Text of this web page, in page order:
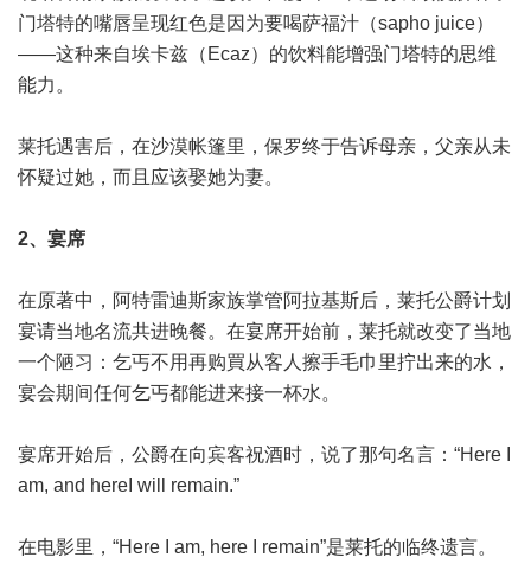
门塔特的嘴唇呈现红色是因为要喝萨福汁（sapho juice）
——这种来自埃卡兹（Ecaz）的饮料能增强门塔特的思维
能力。
莱托遇害后，在沙漠帐篷里，保罗终于告诉母亲，父亲从未
怀疑过她，而且应该娶她为妻。
2、宴席
在原著中，阿特雷迪斯家族掌管阿拉基斯后，莱托公爵计划
宴请当地名流共进晚餐。在宴席开始前，莱托就改变了当地
一个陋习：乞丐不用再购買从客人擦手毛巾里拧出来的水，
宴会期间任何乞丐都能进来接一杯水。
宴席开始后，公爵在向宾客祝酒时，说了那句名言：“Here I
am, and hereI will remain.”
在电影里，“Here I am, here I remain”是莱托的临终遗言。